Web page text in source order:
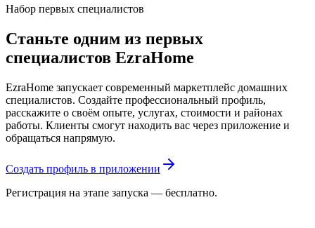
Набор первых специалистов
Станьте одним из первых
специалистов EzraHome
EzraHome запускает современный маркетплейс домашних
специалистов. Создайте профессиональный профиль,
расскажите о своём опыте, услугах, стоимости и районах
работы. Клиенты смогут находить вас через приложение и
обращаться напрямую.
Создать профиль в приложении
Регистрация на этапе запуска — бесплатно.